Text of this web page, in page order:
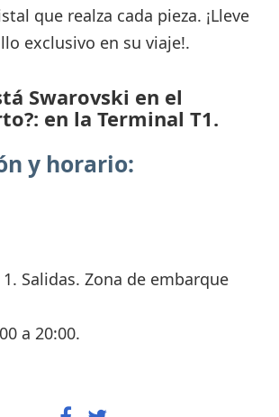
que realza cada pieza. ¡Lleve
exclusivo en su viaje!.
Swarovski en el
en la Terminal T1.
y horario:
Salidas. Zona de embarque
a 20:00.